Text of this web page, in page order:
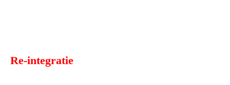
Re-integratie